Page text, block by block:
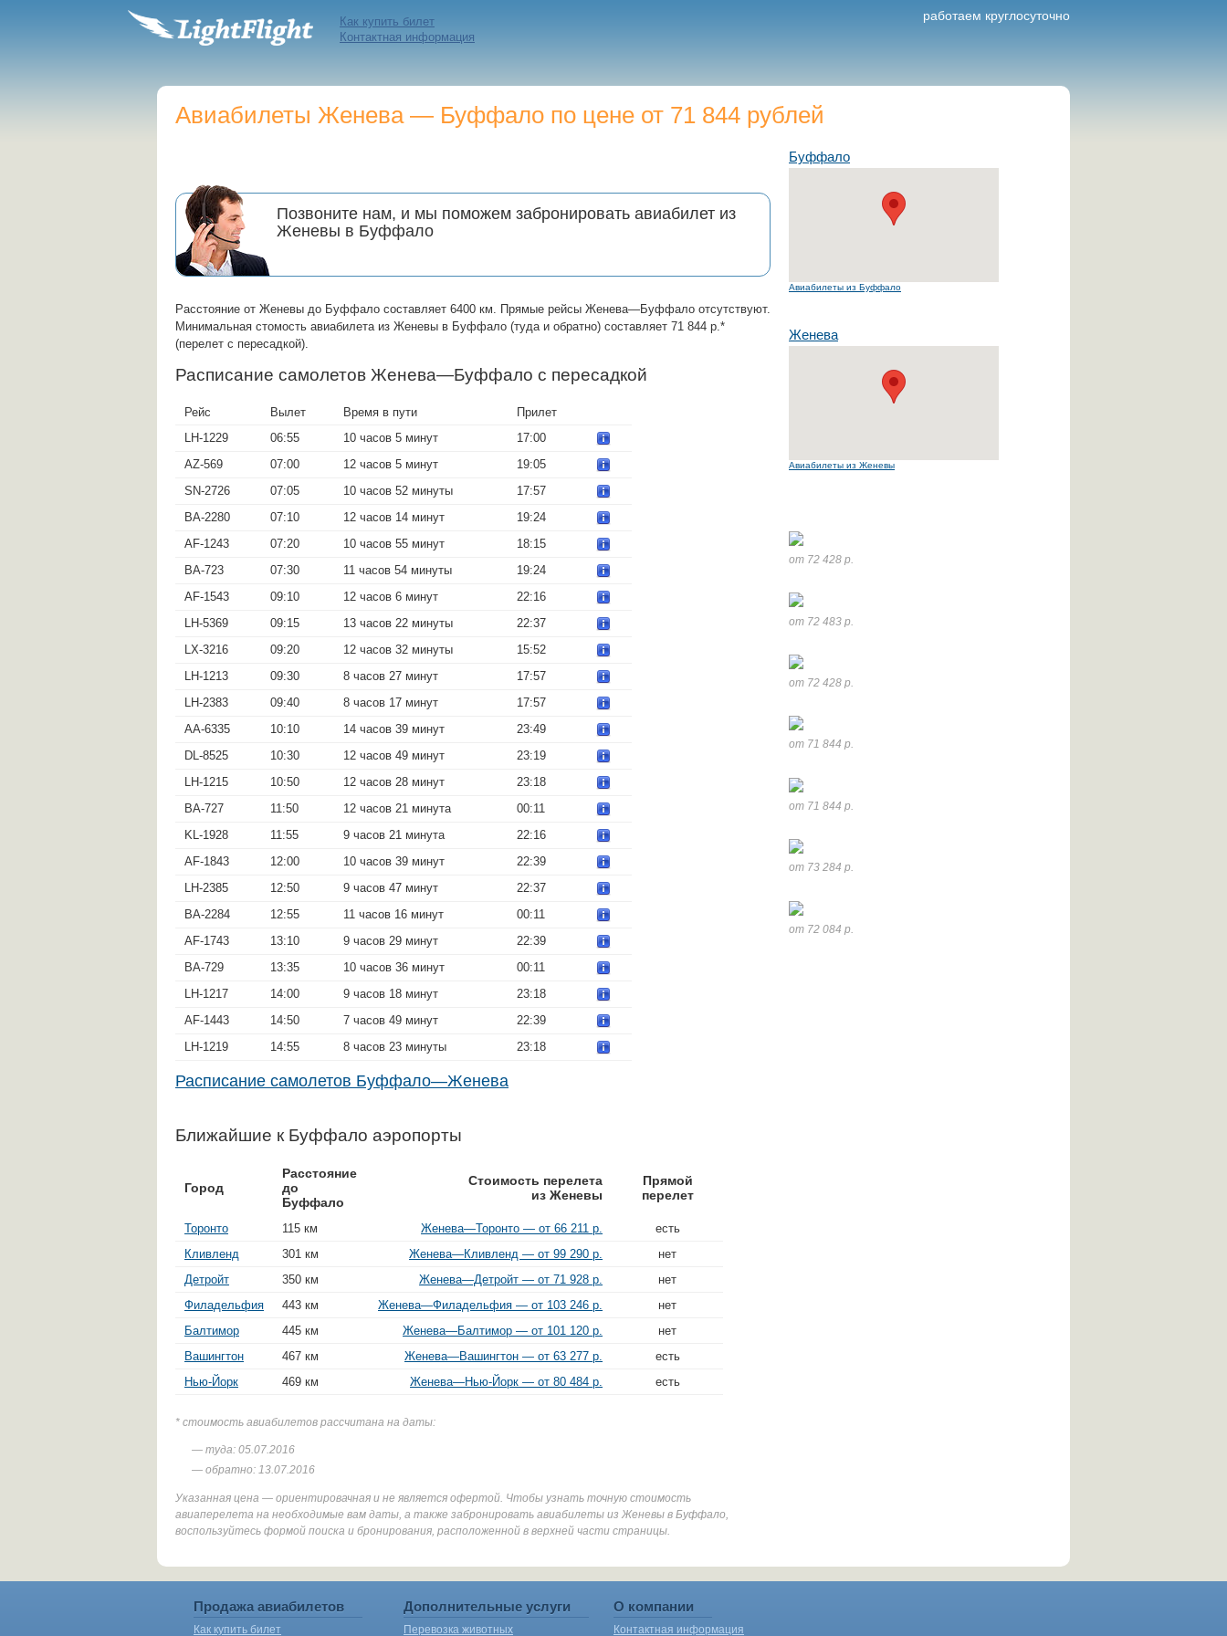
работаем круглосуточно
Как купить билет
Контактная информация
Авиабилеты Женева — Буффало по цене от 71 844 рублей
Позвоните нам, и мы поможем забронировать авиабилет из
Женевы в Буффало
Расстояние от Женевы до Буффало составляет 6400 км. Прямые рейсы Женева—Буффало отсутствуют.
Минимальная стомость авиабилета из Женевы в Буффало (туда и обратно) составляет 71 844 р.*
(перелет с пересадкой).
Расписание самолетов Женева—Буффало с пересадкой
Рейс Вылет Время в пути
Прилет
LH-1229
06:55 10 часов 5 минут
17:00
AZ-569
07:00 12 часов 5 минут
19:05
SN-2726
07:05 10 часов 52 минуты
17:57
BA-2280
07:10 12 часов 14 минут
19:24
AF-1243
07:20 10 часов 55 минут
18:15
BA-723
07:30 11 часов 54 минуты
19:24
AF-1543
09:10 12 часов 6 минут
22:16
LH-5369
09:15 13 часов 22 минуты
22:37
LX-3216
09:20 12 часов 32 минуты
15:52
LH-1213
09:30 8 часов 27 минут
17:57
LH-2383
09:40 8 часов 17 минут
17:57
AA-6335
10:10 14 часов 39 минут
23:49
DL-8525
10:30 12 часов 49 минут
23:19
LH-1215
10:50 12 часов 28 минут
23:18
BA-727
11:50 12 часов 21 минута
00:11
KL-1928
11:55 9 часов 21 минута
22:16
AF-1843
12:00 10 часов 39 минут
22:39
LH-2385
12:50 9 часов 47 минут
22:37
BA-2284
12:55 11 часов 16 минут
00:11
AF-1743
13:10 9 часов 29 минут
22:39
BA-729
13:35 10 часов 36 минут
00:11
LH-1217
14:00 9 часов 18 минут
23:18
AF-1443
14:50 7 часов 49 минут
22:39
LH-1219
14:55 8 часов 23 минуты 23:18
Расписание самолетов Буффало—Женева
Ближайшие к Буффало аэропорты
Город
Расстояние
до
Буффало
Стоимость перелета
из Женевы
Прямой
перелет
Торонто 115 км Женева—Торонто — от 66 211 р.
есть
Кливленд
301 км Женева—Кливленд — от 99 290 р.
нет
Детройт
350 км Женева—Детройт — от 71 928 р.
нет
Филадельфия
443 км Женева—Филадельфия — от 103 246 р.
нет
Балтимор
445 км Женева—Балтимор — от 101 120 р.
нет
Вашингтон
467 км Женева—Вашингтон — от 63 277 р.
есть
Нью-Йорк
469 км Женева—Нью-Йорк — от 80 484 р. есть
* стоимость авиабилетов рассчитана на даты:
— туда: 05.07.2016
— обратно: 13.07.2016
Указанная цена — ориентировачная и не является офертой. Чтобы узнать точную стоимость
авиаперелета на необходимые вам даты, а также забронировать авиабилеты из Женевы в Буффало,
воспользуйтесь формой поиска и бронирования, расположенной в верхней части страницы.
Буффало
Авиабилеты из Буффало
Женева
Авиабилеты из Женевы
от 72 428 р.
от 72 483 р.
от 72 428 р.
от 71 844 р.
от 71 844 р.
от 73 284 р.
от 72 084 р.
Продажа авиабилетов
Как купить билет
Дополнительные услуги
Перевозка животных
О компании
Контактная информация